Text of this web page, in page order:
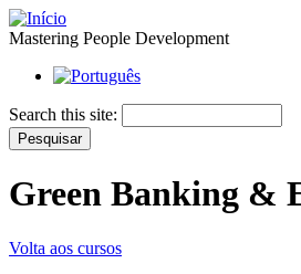
Mastering People Development
Search this site:
Green Banking &
Volta aos cursos